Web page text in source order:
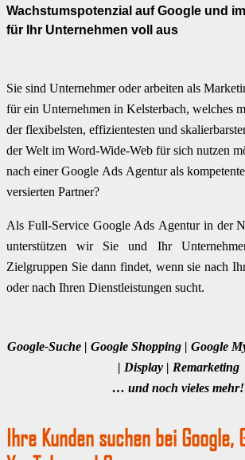
Wachstumspotenzial auf Google und
für Ihr Unternehmen voll aus
Sie sind Unternehmer oder arbeiten als
für ein Unternehmen in Kelsterbach, welches
der flexibelsten, effizientesten und
der Welt im Word-Wide-Web für sich nutzen
nach einer Google Ads Agentur als
versierten Partner?
Als Full-Service Google Ads Agentur in der
unterstützen wir Sie und Ihr
Zielgruppen Sie dann findet, wenn sie nach
oder nach Ihren Dienstleistungen sucht.
Google-Suche | Google Shopping | Google
| Display | Remarketing
… und noch vieles mehr!
Ihre Kunden suchen bei Google,